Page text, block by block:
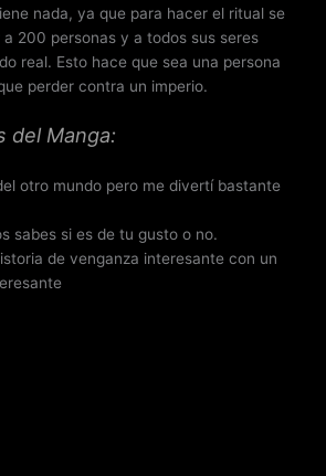
nada, ya que para hacer el ritual se
200 personas y a todos sus seres
real. Esto hace que sea una persona
perder contra un imperio.
del Manga:
otro mundo pero me divertí bastante
sabes si es de tu gusto o no.
de venganza interesante con un